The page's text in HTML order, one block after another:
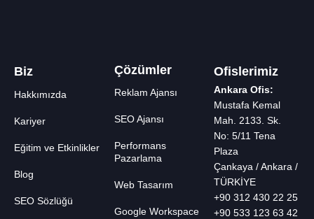
Biz
Hakkımızda
Kariyer
Eğitim ve Etkinlikler
Blog
SEO Sözlüğü
Çözümler
Reklam Ajansı
SEO Ajansı
Performans
Pazarlama
Web Tasarım
Google Workspace
Ofislerimiz
Ankara Ofis:
Mustafa Kemal
Mah. 2133. Sk.
No: 5/11 Tena
Plaza
Çankaya / Ankara /
TÜRKİYE
+90 312 430 22 25
+90 533 123 63 42